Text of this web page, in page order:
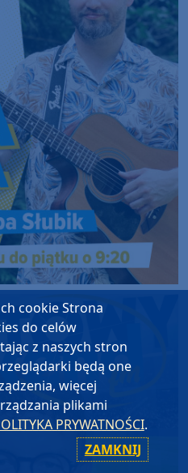
cookie Strona
do celów
z naszych stron
będą one
więcej
plikami
PRYWATNOŚCI.
ZAMKNIJ